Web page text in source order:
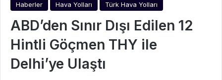
Haberler Hava Yolları Türk Hava Yolları
ABD’den Sınır Dışı Edilen 12
Hintli Göçmen THY ile
Delhi’ye Ulaştı